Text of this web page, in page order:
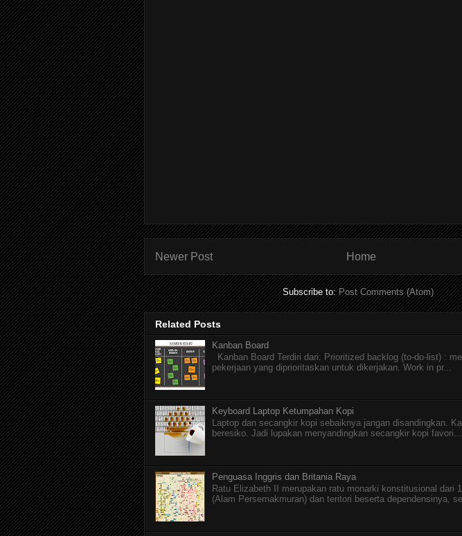
Newer Post Home
Subscribe to:Post Comments (Atom)
Related Posts
Kanban Board
Kanban Board Terdiri dari: Prioritized backlog (to-do-list) :
pekerjaan yang diprioritaskan untuk dikerjakan. Work in pr...
Keyboard Laptop Ketumpahan Kopi
Laptop dan secangkir kopi sebaiknya jangan disandingkan.
beresiko. Jadi lupakan menyandingkan secangkir kopi favori...
Penguasa Inggris dan Britania Raya
Ratu Elizabeth II merupakan ratu monarki konstitusional dari
(Alam Persemakmuran) dan teritori beserta dependensinya,